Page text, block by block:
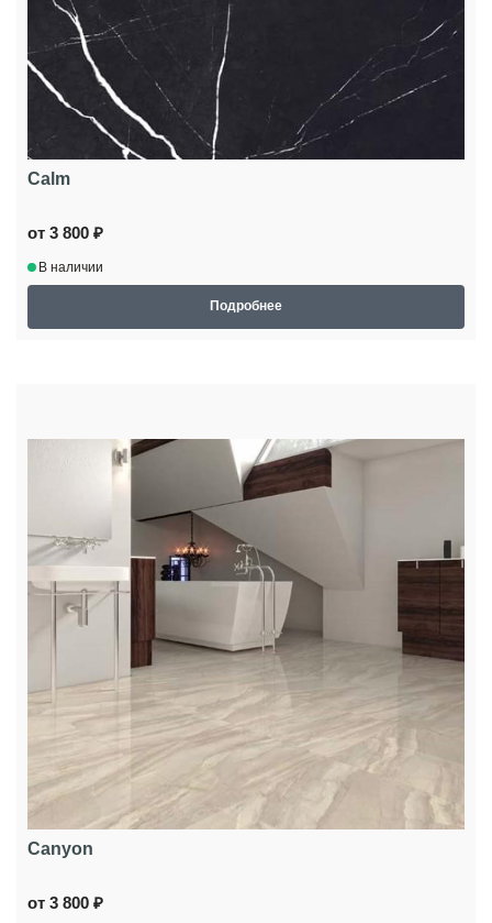
Calm
от 3 800 ₽
В наличии
Подробнее
Canyon
от 3 800 ₽